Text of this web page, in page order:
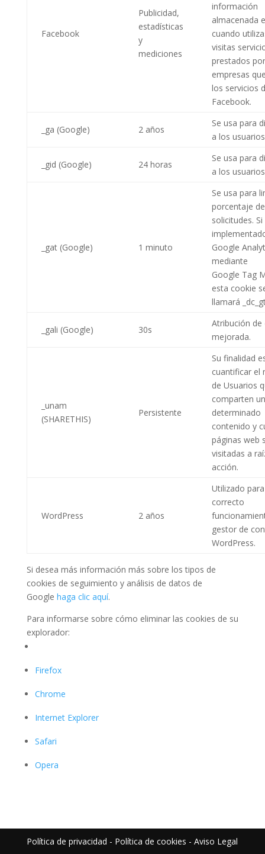
Facebook
Publicidad,
estadísticas
y
mediciones
información
almacenada
cuando
visitas
prestados
empresas
los servicios
Facebook.
_ga (Google) 2 años
Se usa para
a los
_gid (Google) 24 horas
Se usa para
a los
_gat (Google) 1 minuto
Se usa para
porcentaje de
solicitudes. Si
Google
mediante
Google Tag
esta cookie
llamará
_gali (Google) 30s
Atribución de
mejorada.
_unam
(SHARETHIS)
Persistente
Su finalidad
cuantificar el
de Usuarios
comparten un
determinado
contenido y
páginas web
visitadas a
acción.
WordPress 2 años
Utilizado
correcto
gestor de
WordPress.
Si desea más información más sobre los tipos de
cookies de seguimiento y análisis de datos de
Google haga clic aquí.
Para informarse sobre cómo eliminar las cookies de su
explorador:
Firefox
Chrome
Internet Explorer
Safari
Opera
Política de privacidad - Política de cookies -Aviso Legal